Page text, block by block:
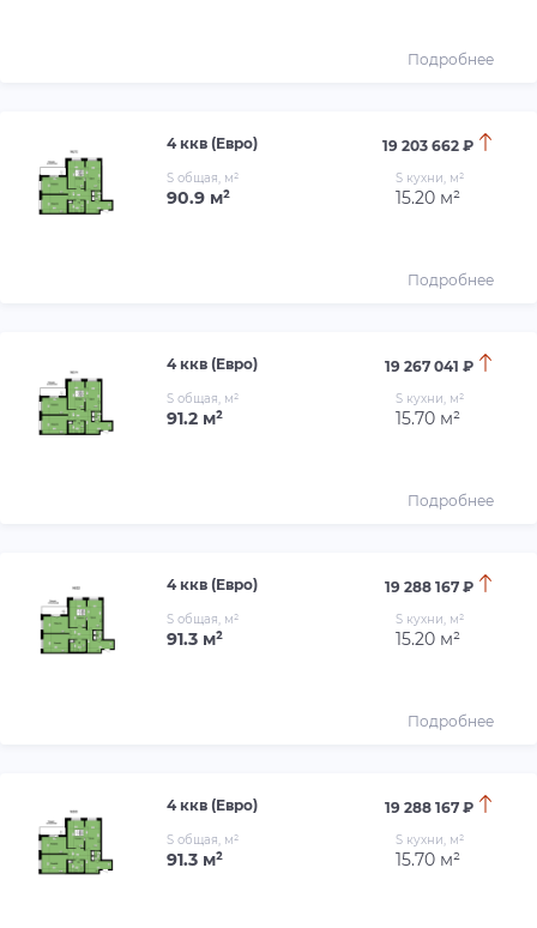
Подробнее
4 ккв (Евро) 19 203 662 ₽
S общая, м²
90.9 м²
S кухни, м²
15.20 м²
Подробнее
4 ккв (Евро) 19 267 041 ₽
S общая, м²
91.2 м²
S кухни, м²
15.70 м²
Подробнее
4 ккв (Евро) 19 288 167 ₽
S общая, м²
91.3 м²
S кухни, м²
15.20 м²
Подробнее
4 ккв (Евро) 19 288 167 ₽
S общая, м²
91.3 м²
S кухни, м²
15.70 м²